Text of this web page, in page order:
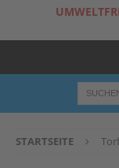
STARTSEITE